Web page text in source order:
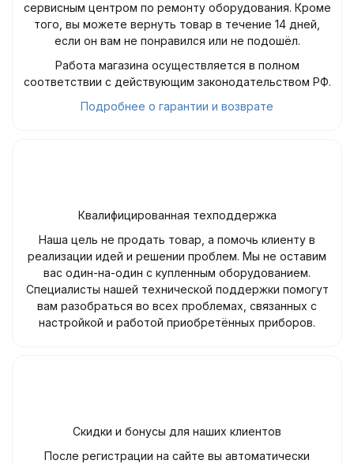
сервисным центром по ремонту оборудования. Кроме
того, вы можете вернуть товар в течение 14 дней,
если он вам не понравился или не подошёл.
Работа магазина осуществляется в полном
соответствии с действующим законодательством РФ.
Подробнее о гарантии и возврате
Квалифицированная техподдержка
Наша цель не продать товар, а помочь клиенту в
реализации идей и решении проблем. Мы не оставим
вас один-на-один с купленным оборудованием.
Специалисты нашей технической поддержки помогут
вам разобраться во всех проблемах, связанных с
настройкой и работой приобретённых приборов.
Скидки и бонусы для наших клиентов
После регистрации на сайте вы автоматически